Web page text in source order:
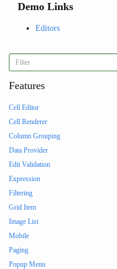
Demo Links
Editors
Features
Cell Editor
Cell Renderer
Column Grouping
Data Provider
Edit Validation
Expression
Filtering
Grid Item
Image List
Mobile
Paging
Popup Menu